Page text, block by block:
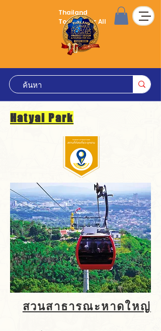
Thailand
Tourism for All
Hatyai Park
สวนสาธารณะหาดใหญ่